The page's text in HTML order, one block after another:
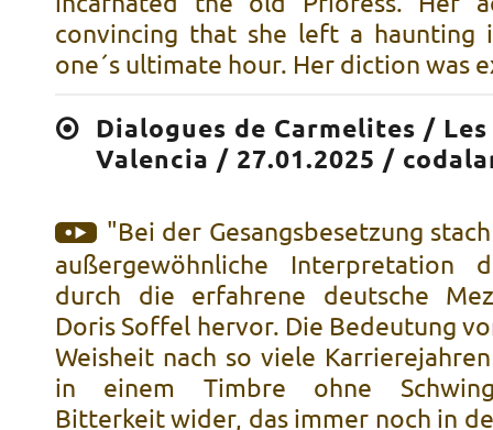
convincing that she left a haunting
one´s ultimate hour. Her diction was
Dialogues de Carmelites /
Valencia / 27.01.2025 /
"Bei der Gesangsbesetzung
außergewöhnliche Interpretation
durch die erfahrene deutsche
Doris Soffel hervor. Die Bedeutung
Weisheit nach so viele
in einem Timbre ohne
Bitterkeit wider, das immer noch in